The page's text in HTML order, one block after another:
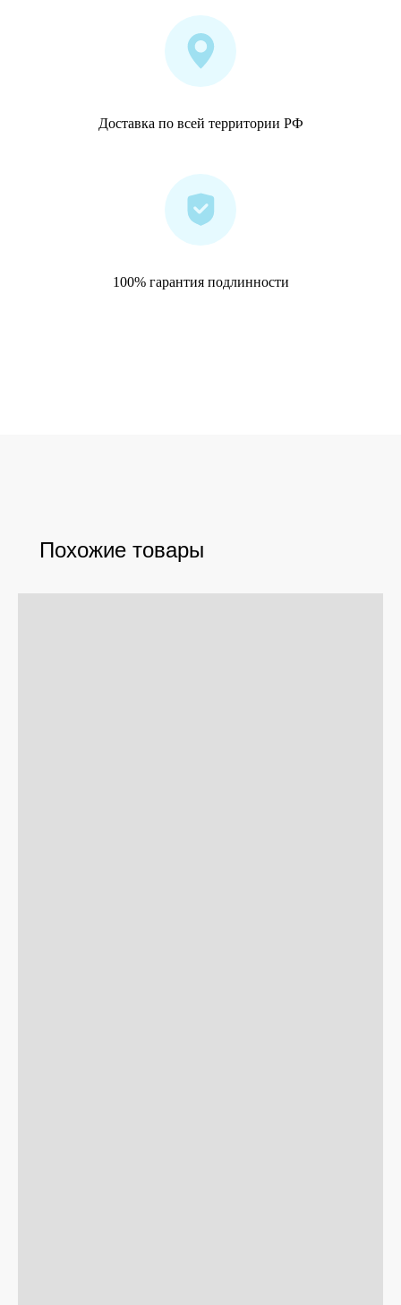
Доставка по всей территории РФ
100% гарантия подлинности
Похожие товары